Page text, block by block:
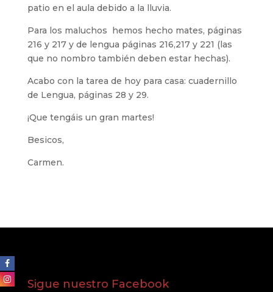
patio en el aula debido a la lluvia.
Para los maluchos hemos hecho mates, páginas
216 y 217 y de lengua páginas 216,217 y 221 (las
que no nombro también deben estar hechas).
Acabo con la tarea de hoy para casa: cuadernillo
de Lengua, páginas 28 y 29.
¡Que tengáis un gran martes!
Besicos,
Carmen.
Sigue nuestro Facebook